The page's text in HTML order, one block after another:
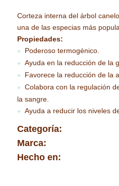
Corteza interna del árbol
una de las especias más
Propiedades:
● Poderoso termogénico.
● Ayuda en la reducción de la
● Favorece la reducción de la
●
Colabora con la regulación
la sangre.
● Ayuda a reducir los niveles
Categoría:
Marca:
Hecho en: